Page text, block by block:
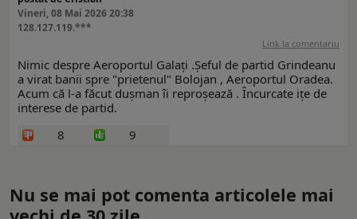
Vineri, 08 Mai 2026 20:38
128.127.119.***
Link la comentariu
Nimic despre Aeroportul Galați .Șeful de partid Grindeanu
a virat banii spre "prietenul" Bolojan , Aeroportul Oradea.
Acum că l-a făcut dușman îi reproșează . Încurcate ițe de
interese de partid.
8
9
Nu se mai pot comenta articolele mai